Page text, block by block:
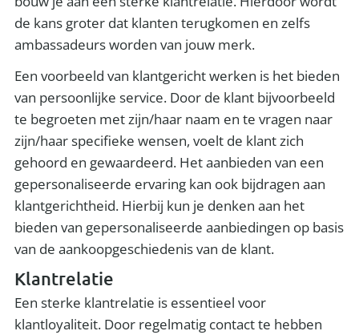
de kans groter dat klanten terugkomen en zelfs
ambassadeurs worden van jouw merk.
Een voorbeeld van klantgericht werken is het bieden
van persoonlijke service. Door de klant bijvoorbeeld
te begroeten met zijn/haar naam en te vragen naar
zijn/haar specifieke wensen, voelt de klant zich
gehoord en gewaardeerd. Het aanbieden van een
gepersonaliseerde ervaring kan ook bijdragen aan
klantgerichtheid. Hierbij kun je denken aan het
bieden van gepersonaliseerde aanbiedingen op basis
van de aankoopgeschiedenis van de klant.
Klantrelatie
Een sterke klantrelatie is essentieel voor
klantloyaliteit. Door regelmatig contact te hebben